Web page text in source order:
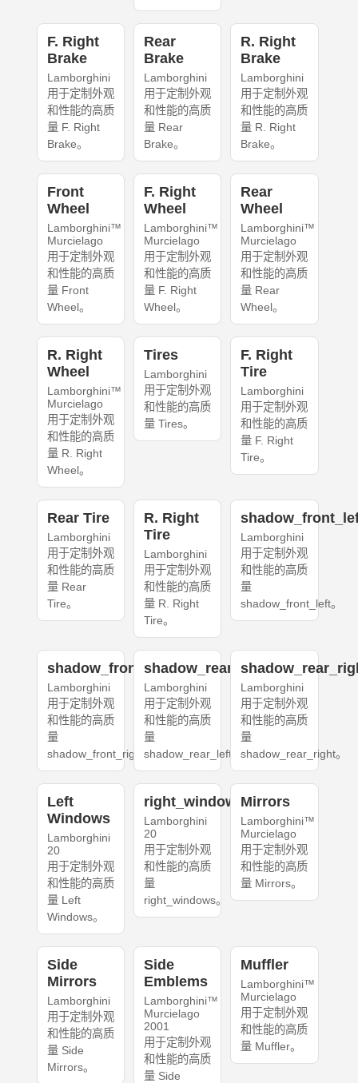
F. Right
Brake
Lamborghini
用于定制外观
和性能的高质
量 F. Right
Brake。
Rear
Brake
Lamborghini
用于定制外观
和性能的高质
量 Rear
Brake。
R. Right
Brake
Lamborghini
用于定制外观
和性能的高质
量 R. Right
Brake。
Front
Wheel
Lamborghini™
Murcielago
用于定制外观
和性能的高质
量 Front
Wheel。
F. Right
Wheel
Lamborghini™
Murcielago
用于定制外观
和性能的高质
量 F. Right
Wheel。
Rear
Wheel
Lamborghini™
Murcielago
用于定制外观
和性能的高质
量 Rear
Wheel。
R. Right
Wheel
Lamborghini™
Murcielago
用于定制外观
和性能的高质
量 R. Right
Wheel。
Tires
Lamborghini
用于定制外观
和性能的高质
量 Tires。
F. Right
Tire
Lamborghini
用于定制外观
和性能的高质
量 F. Right
Tire。
Rear Tire
Lamborghini
用于定制外观
和性能的高质
量 Rear
Tire。
R. Right
Tire
Lamborghini
用于定制外观
和性能的高质
量 R. Right
Tire。
Lamborghini
用于定制外观
和性能的高质
量
shadow_front_left。
shadow_front_right
Lamborghini
用于定制外观
和性能的高质
量
shadow_front_right。
shadow_rear_left
Lamborghini
用于定制外观
和性能的高质
量
shadow_rear_left。
Lamborghini
用于定制外观
和性能的高质
量
shadow_rear_right。
Left
Windows
Lamborghini
20
用于定制外观
和性能的高质
量 Left
Windows。
right_windows
Lamborghini
20
用于定制外观
和性能的高质
量
right_windows。
Mirrors
Lamborghini™
Murcielago
用于定制外观
和性能的高质
量 Mirrors。
Side
Mirrors
Lamborghini
用于定制外观
和性能的高质
量 Side
Mirrors。
Side
Emblems
Lamborghini™
Murcielago
2001
用于定制外观
和性能的高质
量 Side
Muffler
Lamborghini™
Murcielago
用于定制外观
和性能的高质
量 Muffler。